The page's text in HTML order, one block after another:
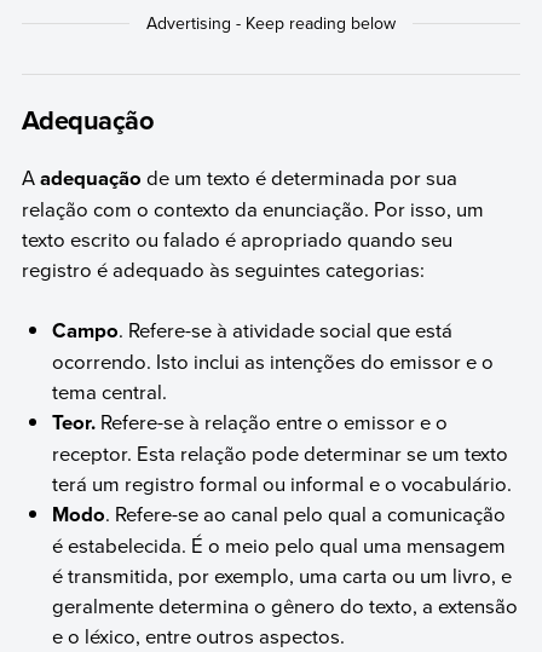
Adequação
Aadequação de um texto é determinada por sua
relação com o contexto da enunciação. Por isso, um
texto escrito ou falado é apropriado quando seu
registro é adequado às seguintes categorias:
Campo. Refere-se à atividade social que está
ocorrendo. Isto inclui as intenções do emissor e o
tema central.
Teor. Refere-se à relação entre o emissor e o
receptor. Esta relação pode determinar se um texto
terá um registro formal ou informal e o vocabulário.
Modo. Refere-se ao canal pelo qual a comunicação
é estabelecida. É o meio pelo qual uma mensagem
é transmitida, por exemplo, uma carta ou um livro, e
geralmente determina o gênero do texto, a extensão
e o léxico, entre outros aspectos.